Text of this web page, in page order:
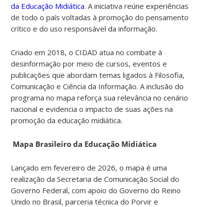
da Educação Midiática. A iniciativa reúne experiências
de todo o país voltadas à promoção do pensamento
crítico e do uso responsável da informação.
Criado em 2018, o CIDAD atua no combate à
desinformação por meio de cursos, eventos e
publicações que abordam temas ligados à Filosofia,
Comunicação e Ciência da Informação. A inclusão do
programa no mapa reforça sua relevância no cenário
nacional e evidencia o impacto de suas ações na
promoção da educação midiática.
Mapa Brasileiro da Educação Midiática
Lançado em fevereiro de 2026, o mapa é uma
realização da Secretaria de Comunicação Social do
Governo Federal, com apoio do Governo do Reino
Unido no Brasil, parceria técnica do Porvir e